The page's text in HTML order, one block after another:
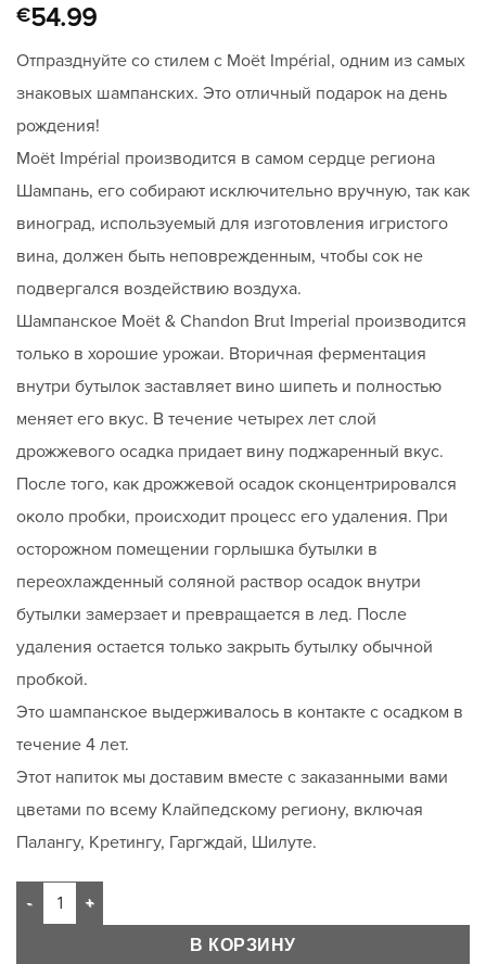
Рейтинг5
из 5 на
опроса
1
€54.99
Отпразднуйте со стилем с Moët Impérial, одним из самых
знаковых шампанских. Это отличный подарок на день
рождения!
Moët Impérial производится в самом сердце региона
Шампань, его собирают исключительно вручную, так как
виноград, используемый для изготовления игристого
вина, должен быть неповрежденным, чтобы сок не
подвергался воздействию воздуха.
Шампанское Moët & Chandon Brut Imperial производится
только в хорошие урожаи. Вторичная ферментация
внутри бутылок заставляет вино шипеть и полностью
меняет его вкус. В течение четырех лет слой
дрожжевого осадка придает вину поджаренный вкус.
После того, как дрожжевой осадок сконцентрировался
около пробки, происходит процесс его удаления. При
осторожном помещении горлышка бутылки в
переохлажденный соляной раствор осадок внутри
бутылки замерзает и превращается в лед. После
удаления остается только закрыть бутылку обычной
пробкой.
Это шампанское выдерживалось в контакте с осадком в
течение 4 лет.
Этот напиток мы доставим вместе с заказанными вами
цветами по всему Клайпедскому региону, включая
Палангу, Кретингу, Гаргждай, Шилуте.
В КОРЗИНУ